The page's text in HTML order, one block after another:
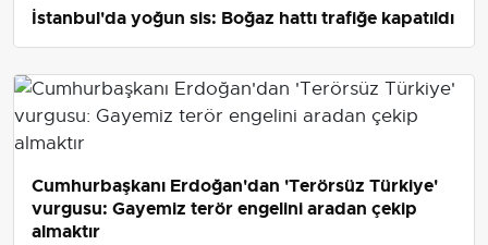
İstanbul'da yoğun sis: Boğaz hattı trafiğe kapatıldı
Cumhurbaşkanı Erdoğan'dan 'Terörsüz Türkiye'
vurgusu: Gayemiz terör engelini aradan çekip
almaktır